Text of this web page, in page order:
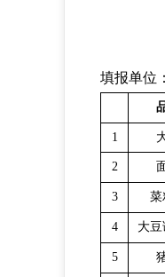
填报单
1
2
3 菜
4 大豆
5